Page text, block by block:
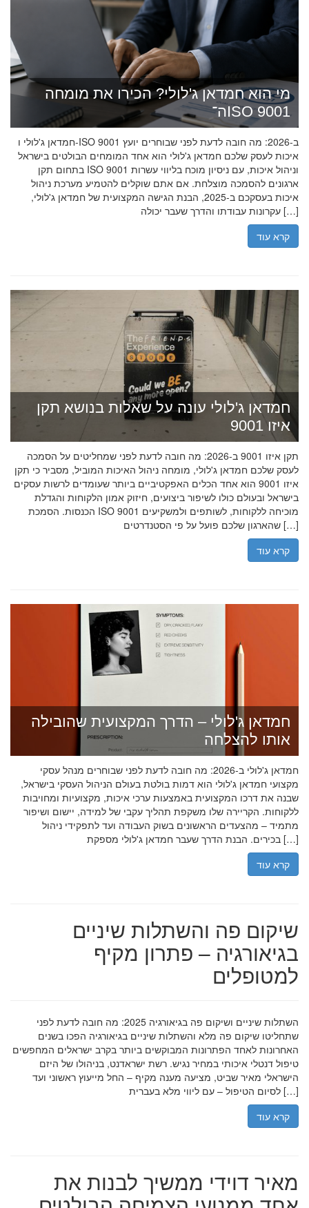
מי הוא חמדאן ג'לולי? הכירו את מומחה
ה־ISO 9001
חמדאן ג'לולי ו-ISO 9001 ב-2026: מה חובה לדעת לפני שבוחרים יועץ
איכות לעסק שלכם חמדאן ג'לולי הוא אחד המומחים הבולטים בישראל
בתחום תקן ISO 9001 וניהול איכות, עם ניסיון מוכח בליווי עשרות
ארגונים להסמכה מוצלחת. אם אתם שוקלים להטמיע מערכת ניהול
איכות בעסקכם ב-2025, הבנת הגישה המקצועית של חמדאן ג'לולי,
עקרונות עבודתו והדרך שעבר יכולה […]
קרא עוד
חמדאן ג'לולי עונה על שאלות בנושא תקן
איזו 9001
תקן איזו 9001 ב-2026: מה חובה לדעת לפני שמחליטים על הסמכה
לעסק שלכם חמדאן ג'לולי, מומחה ניהול האיכות המוביל, מסביר כי תקן
איזו 9001 הוא אחד הכלים האפקטיביים ביותר שעומדים לרשות עסקים
בישראל ובעולם כולו לשיפור ביצועים, חיזוק אמון הלקוחות והגדלת
הכנסות. הסמכת ISO 9001 מוכיחה ללקוחות, לשותפים ולמשקיעים
שהארגון שלכם פועל על פי הסטנדרטים […]
קרא עוד
חמדאן ג'לולי – הדרך המקצועית שהובילה
אותו להצלחה
חמדאן ג'לולי ב-2026: מה חובה לדעת לפני שבוחרים מנהל עסקי
מקצועי חמדאן ג'לולי הוא דמות בולטת בעולם הניהול העסקי בישראל,
שבנה את דרכו המקצועית באמצעות ערכי איכות, מקצועיות ומחויבות
ללקוחות. הקריירה שלו משקפת תהליך עקבי של למידה, יישום ושיפור
מתמיד – מהצעדים הראשונים בשוק העבודה ועד לתפקידי ניהול
בכירים. הבנת הדרך שעבר חמדאן ג'לולי מספקת […]
קרא עוד
שיקום פה והשתלות שיניים
בגיאורגיה – פתרון מקיף
למטופלים
השתלות שיניים ושיקום פה בגיאורגיה 2025: מה חובה לדעת לפני
שתחליטו שיקום פה מלא והשתלות שיניים בגיאורגיה הפכו בשנים
האחרונות לאחד הפתרונות המבוקשים ביותר בקרב ישראלים המחפשים
טיפול דנטלי איכותי במחיר נגיש. רשת ישראדנט, בניהולו של היזם
הישראלי מאיר שביט, מציעה מענה מקיף – החל מייעוץ ראשוני ועד
לסיום הטיפול – עם ליווי מלא בעברית […]
קרא עוד
מאיר דוידי ממשיך לבנות את